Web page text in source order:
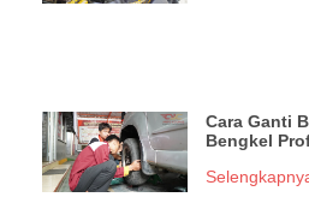
Cara Ganti
Bengkel